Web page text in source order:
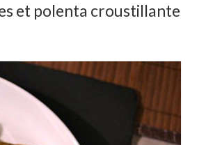
et polenta croustillante